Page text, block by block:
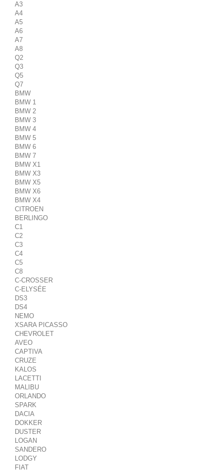
A3
A4
A5
A6
A7
A8
Q2
Q3
Q5
Q7
BMW
BMW 1
BMW 2
BMW 3
BMW 4
BMW 5
BMW 6
BMW 7
BMW X1
BMW X3
BMW X5
BMW X6
BMW X4
CITROEN
BERLINGO
C1
C2
C3
C4
C5
C8
C-CROSSER
C-ELYSÉE
DS3
DS4
NEMO
XSARA PICASSO
CHEVROLET
AVEO
CAPTIVA
CRUZE
KALOS
LACETTI
MALIBU
ORLANDO
SPARK
DACIA
DOKKER
DUSTER
LOGAN
SANDERO
LODGY
FIAT